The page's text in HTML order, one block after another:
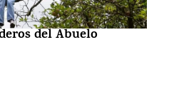
del Abuelo